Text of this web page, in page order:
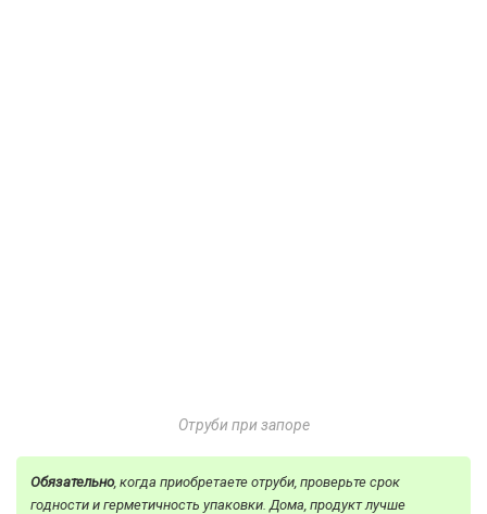
Отруби при запоре
Обязательно, когда приобретаете отруби, проверьте срок
годности и герметичность упаковки. Дома, продукт лучше